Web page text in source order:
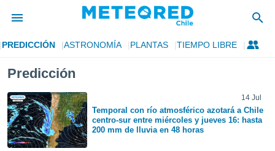
de
por
para
la
que se
calidad.
PREDICCIÓN ASTRONOMÍA PLANTAS TIEMPO LIBRE
Predicción
14 Jul
Temporal con río atmosférico azotará a Chile
centro-sur entre miércoles y jueves 16: hasta
200 mm de lluvia en 48 horas